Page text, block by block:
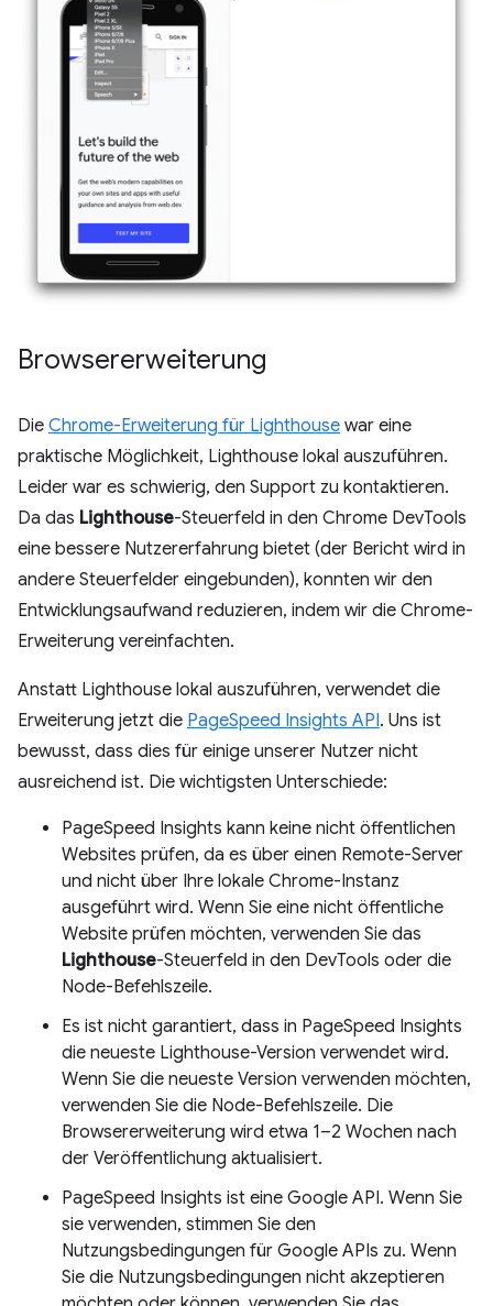
Browsererweiterung
Die Chrome-Erweiterung für Lighthouse war eine
praktische Möglichkeit, Lighthouse lokal auszuführen.
Leider war es schwierig, den Support zu kontaktieren.
Da das Lighthouse-Steuerfeld in den Chrome DevTools
eine bessere Nutzererfahrung bietet (der Bericht wird in
andere Steuerfelder eingebunden), konnten wir den
Entwicklungsaufwand reduzieren, indem wir die Chrome-
Erweiterung vereinfachten.
Anstatt Lighthouse lokal auszuführen, verwendet die
Erweiterung jetzt die PageSpeed Insights API. Uns ist
bewusst, dass dies für einige unserer Nutzer nicht
ausreichend ist. Die wichtigsten Unterschiede:
PageSpeed Insights kann keine nicht öffentlichen
Websites prüfen, da es über einen Remote-Server
und nicht über Ihre lokale Chrome-Instanz
ausgeführt wird. Wenn Sie eine nicht öffentliche
Website prüfen möchten, verwenden Sie das
Lighthouse-Steuerfeld in den DevTools oder die
Node-Befehlszeile.
Es ist nicht garantiert, dass in PageSpeed Insights
die neueste Lighthouse-Version verwendet wird.
Wenn Sie die neueste Version verwenden möchten,
verwenden Sie die Node-Befehlszeile. Die
Browsererweiterung wird etwa 1–2 Wochen nach
der Veröffentlichung aktualisiert.
PageSpeed Insights ist eine Google API. Wenn Sie
sie verwenden, stimmen Sie den
Nutzungsbedingungen für Google APIs zu. Wenn
Sie die Nutzungsbedingungen nicht akzeptieren